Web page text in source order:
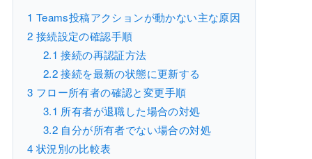
1 Teams投稿アクションが動かない主な原因
2 接続設定の確認手順
2.1 接続の再認証方法
2.2接続を最新の状態に更新する
3 フロー所有者の確認と変更手順
3.1 所有者が退職した場合の対処
3.2自分が所有者でない場合の対処
4 状況別の比較表